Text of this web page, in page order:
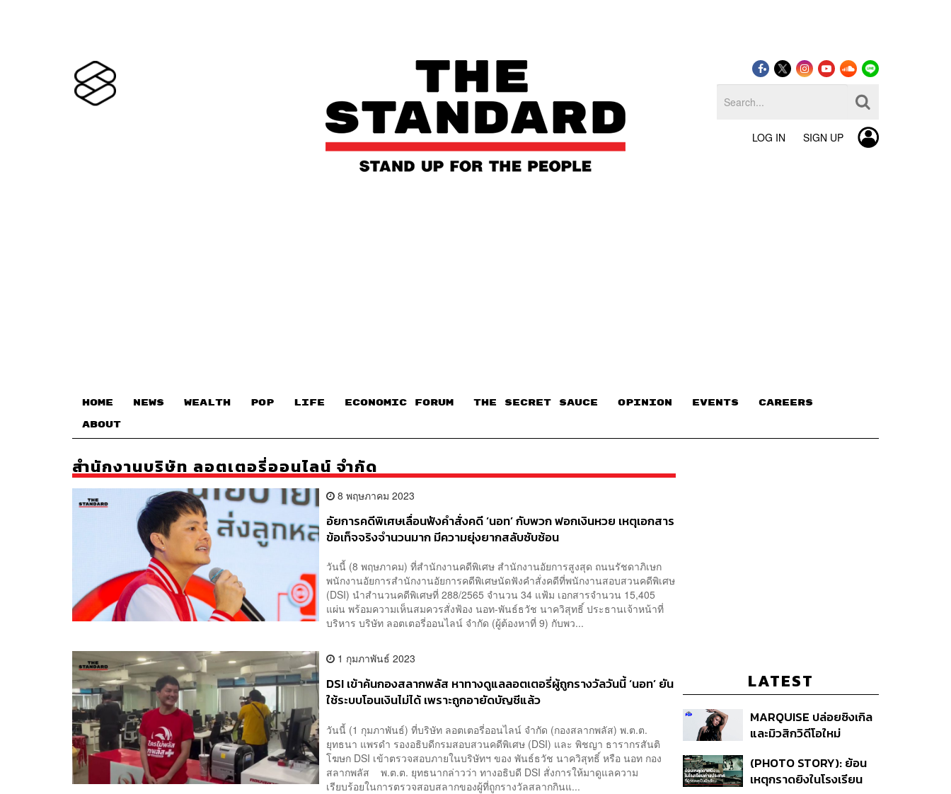
LOG IN SIGN UP
HOME NEWS WEALTH POP LIFE ECONOMIC FORUM THE SECRET SAUCE​ OPINION EVENTS CAREERS
ABOUT
สำนักงานบริษัท ลอตเตอรี่ออนไลน์ จำกัด
8 พฤษภาคม 2023
อัยการคดีพิเศษเลื่อนฟังคำสั่งคดี ‘นอท’ กับพวก ฟอกเงินหวย เหตุเอกสาร
ข้อเท็จจริงจำนวนมาก มีความยุ่งยากสลับซับซ้อน
วันนี้ (8 พฤษภาคม) ที่สำนักงานคดีพิเศษ สำนักงานอัยการสูงสุด ถนนรัชดาภิเษก
พนักงานอัยการสำนักงานอัยการคดีพิเศษนัดฟังคำสั่งคดีที่พนักงานสอบสวนคดีพิเศษ
(DSI) นำสำนวนคดีพิเศษที่ 288/2565 จำนวน 34 แฟ้ม เอกสารจำนวน 15,405
แผ่น พร้อมความเห็นสมควรสั่งฟ้อง นอท-พันธ์ธวัช นาควิสุทธิ์ ประธานเจ้าหน้าที่
บริหาร บริษัท ลอตเตอรี่ออนไลน์ จำกัด (ผู้ต้องหาที่ 9) กับพว...
1 กุมภาพันธ์ 2023
DSI เข้าค้นกองสลากพลัส หาทางดูแลลอตเตอรี่ผู้ถูกรางวัลวันนี้ ‘นอท’ ยัน
ใช้ระบบโอนเงินไม่ได้ เพราะถูกอายัดบัญชีแล้ว
วันนี้ (1 กุมภาพันธ์) ที่บริษัท ลอตเตอรี่ออนไลน์ จำกัด (กองสลากพลัส) พ.ต.ต.
ยุทธนา แพรดำ รองอธิบดีกรมสอบสวนคดีพิเศษ (DSI) และ พิชญา ธารากรสันติ
โฆษก DSI เข้าตรวจสอบภายในบริษัทฯ ของ พันธ์ธวัช นาควิสุทธิ์ หรือ นอท กอง
สลากพลัส พ.ต.ต. ยุทธนากล่าวว่า ทางอธิบดี DSI สั่งการให้มาดูแลความ
เรียบร้อยในการตรวจสอบสลากของผู้ที่ถูกรางวัลสลากกินแ...
LATEST
MARQUISE ปล่อยซิงเกิล
และมิวสิกวิดีโอใหม่
สัมพันธ์สุด Toxic
(PHOTO STORY): ย้อน
เหตุกราดยิงในโรงเรียน